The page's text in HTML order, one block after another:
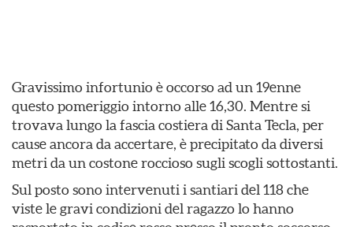
Gravissimo infortunio è occorso ad un 19enne
questo pomeriggio intorno alle 16,30. Mentre si
trovava lungo la fascia costiera di Santa Tecla, per
cause ancora da accertare, è precipitato da diversi
metri da un costone roccioso sugli scogli sottostanti.
Sul posto sono intervenuti i santiari del 118 che
viste le gravi condizioni del ragazzo lo hanno